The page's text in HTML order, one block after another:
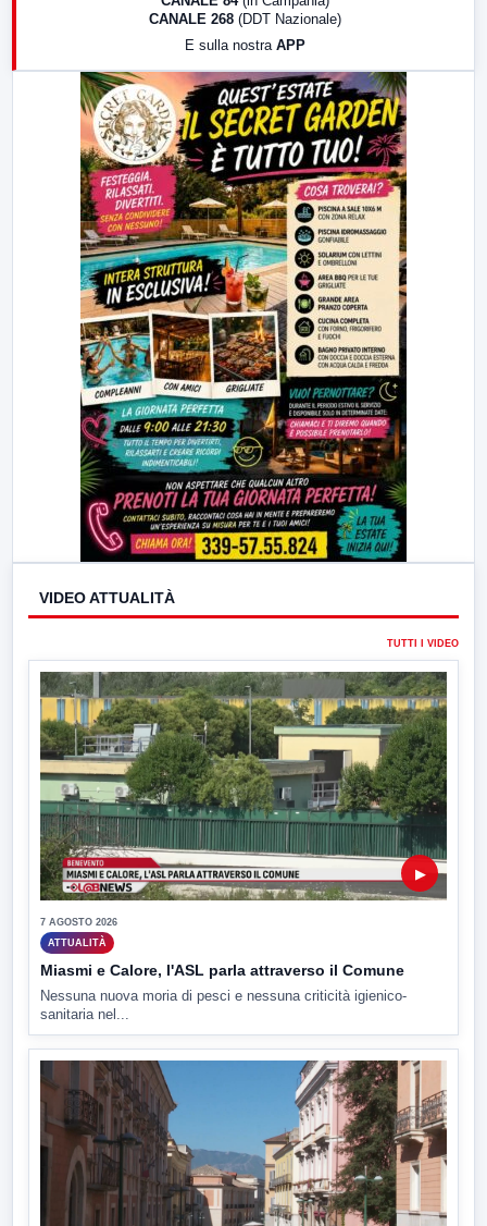
LabNews (replica)
CANALE 268 (DDT Nazionale)
E sulla nostra APP
VIDEO ATTUALITÀ
TUTTI I VIDEO
▶
7 AGOSTO 2026
ATTUALITÀ
Miasmi e Calore, l'ASL parla attraverso il Comune
Nessuna nuova moria di pesci e nessuna criticità igienico-
sanitaria nel...